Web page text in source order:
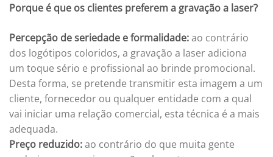
Porque é que os clientes preferem a gravação a laser?
Percepção de seriedade e formalidade:ao contrário
dos logótipos coloridos, a gravação a laser adiciona
um toque sério e profissional ao brinde promocional.
Desta forma, se pretende transmitir esta imagem a um
cliente, fornecedor ou qualquer entidade com a qual
vai iniciar uma relação comercial, esta técnica é a mais
adequada.
Preço reduzido:ao contrário do que muita gente